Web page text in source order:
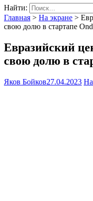
Найти:
Главная > На экране >
свою долю в стартапе
Евразийский
свою долю в
Яков Бойков27.04.2023